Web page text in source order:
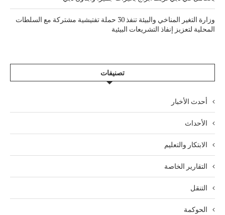
وزارة التغير المناخي والبيئة تنفذ 30 حملة تفتيشية مشتركة مع السلطات
المحلية لتعزيز إنفاذ التشريعات البيئية
تصنيفات
أحدث الأخبار
الأحداث
الابتكار والتعليم
التقارير الخاصة
التنقل
الحوكمة